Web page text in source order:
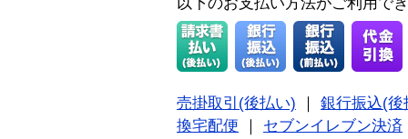
以下のお支払い方法がご利用で
売掛取引(後払い)
銀行振込(後
換宅配便
セブンイレブン決済